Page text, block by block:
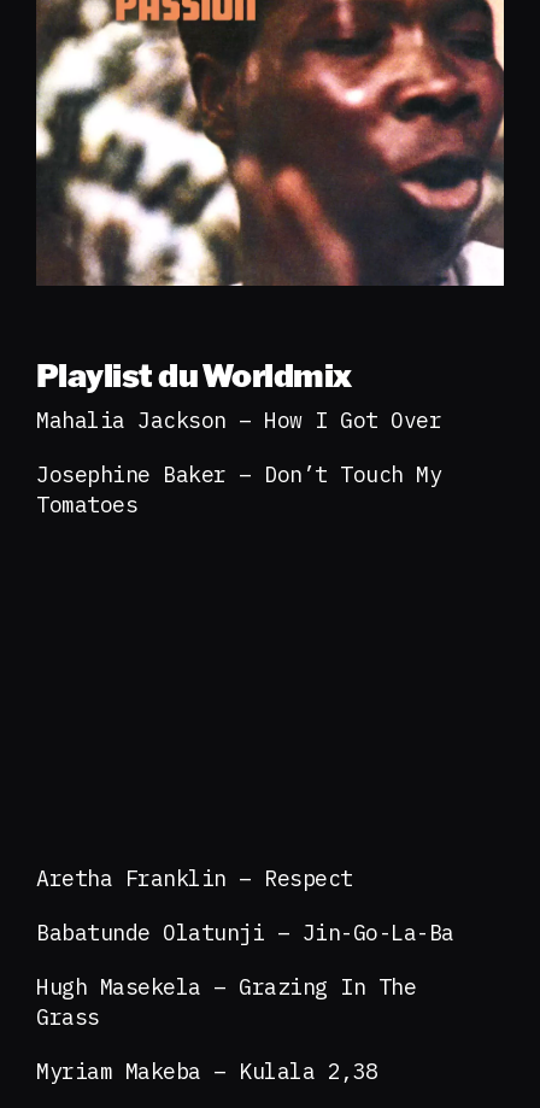
Playlist du Worldmix
Mahalia Jackson – How I Got Over
Josephine Baker – Don’t Touch My
Tomatoes
Aretha Franklin – Respect
Babatunde Olatunji – Jin-Go-La-Ba
Hugh Masekela – Grazing In The
Grass
Myriam Makeba – Kulala 2,38